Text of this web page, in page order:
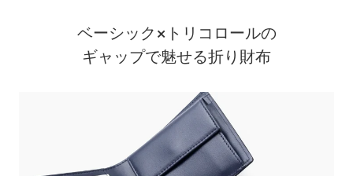
ベーシック×トリコロールの
ギャップで魅せる折り財布